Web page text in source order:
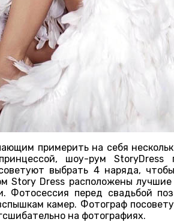
примерить на себя
шоу-рум StoryDress
выбрать 4 наряда,
Story Dress расположены
Фотосессия перед свадьбой
камер. Фотограф
на фотографиях.